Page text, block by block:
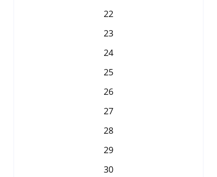
22
23
24
25
26
27
28
29
30